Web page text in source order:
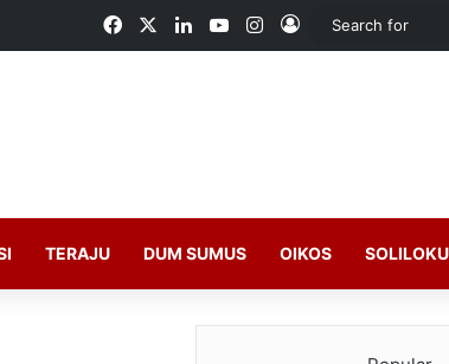
FacebookLinkedInYouTubeInstagram
Log In
TERAJU DUM SUMUS OIKOS